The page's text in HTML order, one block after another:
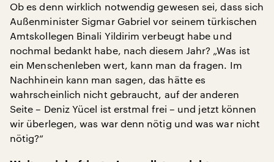
Ob es denn wirklich notwendig gewesen sei, dass sich
Außenminister Sigmar Gabriel vor seinem türkischen
Amtskollegen Binali Yildirim verbeugt habe und
nochmal bedankt habe, nach diesem Jahr? „Was ist
ein Menschenleben wert, kann man da fragen. Im
Nachhinein kann man sagen, das hätte es
wahrscheinlich nicht gebraucht, auf der anderen
Seite – Deniz Yücel ist erstmal frei – und jetzt können
wir überlegen, was war denn nötig und was war nicht
nötig?“